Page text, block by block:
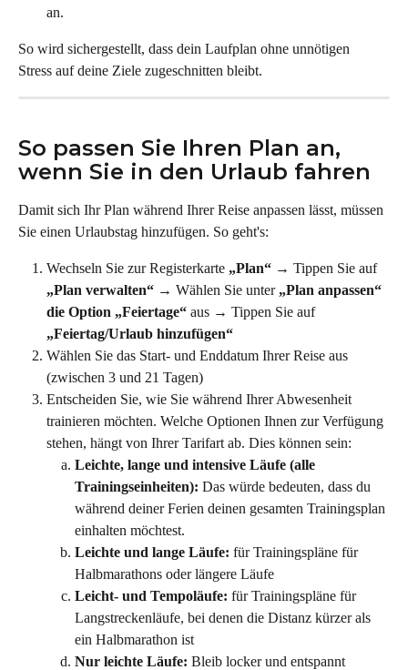
an.
So wird sichergestellt, dass dein Laufplan ohne unnötigen
Stress auf deine Ziele zugeschnitten bleibt.
So passen Sie Ihren Plan an,
wenn Sie in den Urlaub fahren
Damit sich Ihr Plan während Ihrer Reise anpassen lässt, müssen
Sie einen Urlaubstag hinzufügen. So geht's:
Wechseln Sie zur Registerkarte „Plan“ → Tippen Sie auf
„Plan verwalten“ → Wählen Sie unter „Plan anpassen“
die Option „Feiertage“ aus → Tippen Sie auf
„Feiertag/Urlaub hinzufügen“
Wählen Sie das Start- und Enddatum Ihrer Reise aus
(zwischen 3 und 21 Tagen)
Entscheiden Sie, wie Sie während Ihrer Abwesenheit
trainieren möchten. Welche Optionen Ihnen zur Verfügung
stehen, hängt von Ihrer Tarifart ab. Dies können sein:
Leichte, lange und intensive Läufe (alle
Trainingseinheiten): Das würde bedeuten, dass du
während deiner Ferien deinen gesamten Trainingsplan
einhalten möchtest.
Leichte und lange Läufe: für Trainingspläne für
Halbmarathons oder längere Läufe
Leicht- und Tempoläufe: für Trainingspläne für
Langstreckenläufe, bei denen die Distanz kürzer als
ein Halbmarathon ist
Nur leichte Läufe: Bleib locker und entspannt